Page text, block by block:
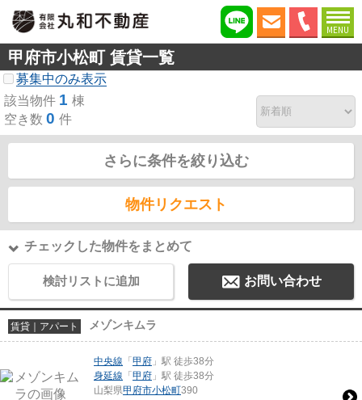
MENU
甲府市小松町 賃貸一覧
募集中のみ表示
該当物件 1 棟
空き数 0 件
さらに条件を絞り込む
物件リクエスト
チェックした物件をまとめて
検討リストに追加 お問い合わせ
賃貸｜アパート メゾンキムラ
中央線 「 甲府 」駅 徒歩38分
身延線 「 甲府 」駅 徒歩38分
山梨県甲府市小松町390